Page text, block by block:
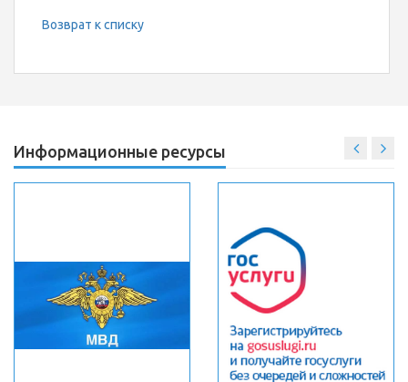
Возврат к списку
Информационные ресурсы